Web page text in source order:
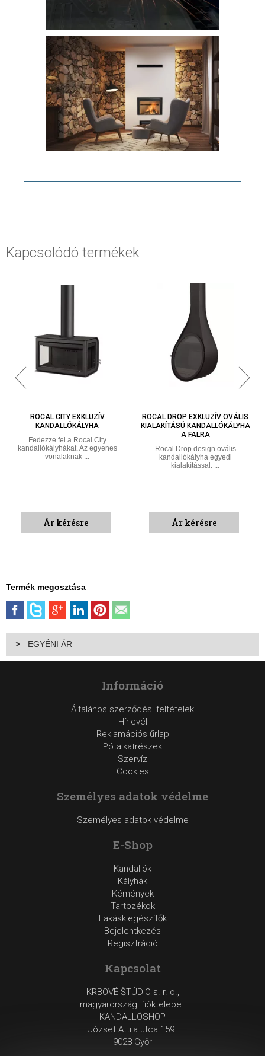
Kapcsolódó termékek
ROCAL DROP EXKLUZÍV OVÁLIS
KIALAKÍTÁSÚ KANDALLÓKÁLYHA
Rocal Drop design ovális
kandallókályha egyedi
Ár kérésre
ROCAL D-7 EXKLUZÍV
KANDALLÓKÁLYHA ACÉLBÓL
kategóriájának egyik
legnépszerűbb ...
Ár kérésre
Termék megosztása
EGYÉNI ÁR
Információ
Általános szerződési feltételek
Hírlevél
Reklamációs űrlap
Pótalkatrészek
Szervíz
Cookies
Személyes adatok védelme
Személyes adatok védelme
E-Shop
Kandallók
Kályhák
Kémények
Tartozékok
Lakáskiegészítők
Bejelentkezés
Regisztráció
Kapcsolat
KRBOVÉ ŠTÚDIO s. r. o.,
magyarországi fióktelepe:
KANDALLÓSHOP
József Attila utca 159.
9028 Győr